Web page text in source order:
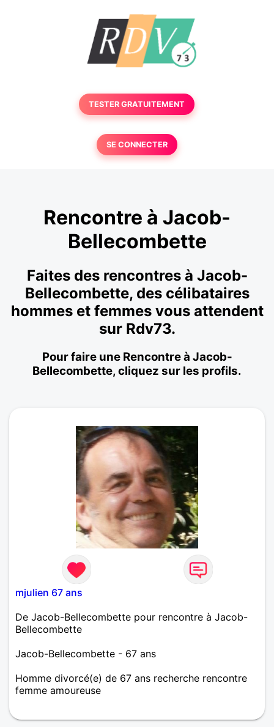
TESTER GRATUITEMENT
SE CONNECTER
Rencontre à Jacob-
Bellecombette
Faites des rencontres à Jacob-
Bellecombette, des célibataires
hommes et femmes vous attendent
sur Rdv73.
Pour faire une Rencontre à Jacob-
Bellecombette, cliquez sur les profils.
mjulien 67 ans
De Jacob-Bellecombette pour rencontre à Jacob-
Bellecombette
Jacob-Bellecombette - 67 ans
Homme divorcé(e) de 67 ans recherche rencontre
femme amoureuse